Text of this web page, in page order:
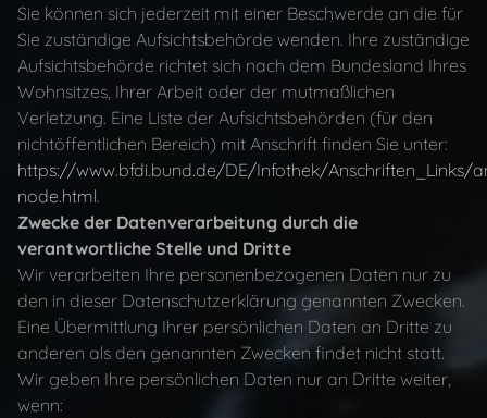
Sie können sich jederzeit mit einer Beschwerde an die für
Sie zuständige Aufsichtsbehörde wenden. Ihre zuständige
Aufsichtsbehörde richtet sich nach dem Bundesland Ihres
Wohnsitzes, Ihrer Arbeit oder der mutmaßlichen
Verletzung. Eine Liste der Aufsichtsbehörden (für den
nichtöffentlichen Bereich) mit Anschrift finden Sie unter:
https://www.bfdi.bund.de/DE/Infothek/Anschriften_Links/
node.html.
Zwecke der Datenverarbeitung durch die
verantwortliche Stelle und Dritte
Wir verarbeiten Ihre personenbezogenen Daten nur zu
den in dieser Datenschutzerklärung genannten Zwecken.
Eine Übermittlung Ihrer persönlichen Daten an Dritte zu
anderen als den genannten Zwecken findet nicht statt.
Wir geben Ihre persönlichen Daten nur an Dritte weiter,
wenn: